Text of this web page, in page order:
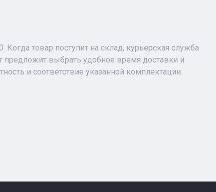
Когда товар поступит на склад, курьерская служба
предложит выбрать удобное время доставки и
и соответствие указанной комплектации.